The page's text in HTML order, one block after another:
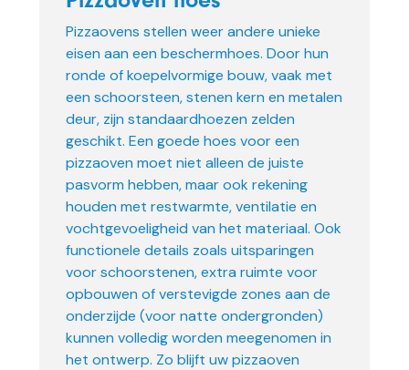
Pizzaovens stellen weer andere unieke
eisen aan een beschermhoes. Door hun
ronde of koepelvormige bouw, vaak met
een schoorsteen, stenen kern en metalen
deur, zijn standaardhoezen zelden
geschikt. Een goede hoes voor een
pizzaoven moet niet alleen de juiste
pasvorm hebben, maar ook rekening
houden met restwarmte, ventilatie en
vochtgevoeligheid van het materiaal. Ook
functionele details zoals uitsparingen
voor schoorstenen, extra ruimte voor
opbouwen of verstevigde zones aan de
onderzijde (voor natte ondergronden)
kunnen volledig worden meegenomen in
het ontwerp. Zo blijft uw pizzaoven